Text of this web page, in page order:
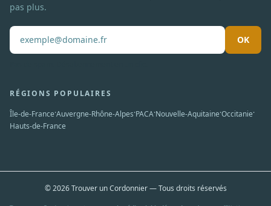
pas plus.
OK
RÉGIONS POPULAIRES
Île-de-France·Auvergne-Rhône-Alpes·PACA·Nouvelle-Aquitaine·Occitanie·
Hauts-de-France
© 2026 Trouver un Cordonnier — Tous droits réservés